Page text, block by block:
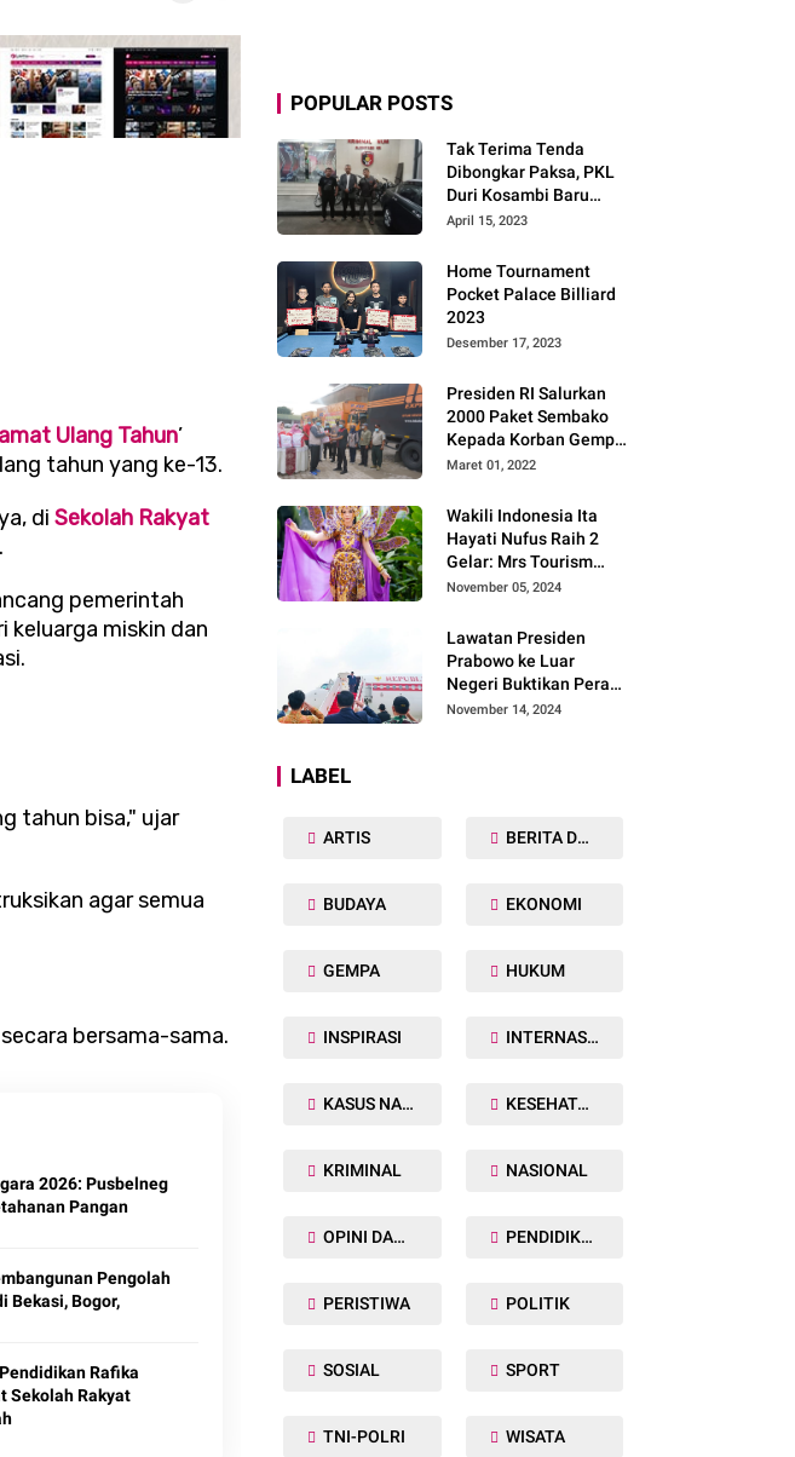
Ulang Tahun’
tahun yang ke-13.
di Sekolah Rakyat
pemerintah
keluarga miskin dan
tahun bisa," ujar
agar semua
bersama-sama.
2026: Pusbelneg
Pangan
Pengolah
Bekasi, Bogor,
Rafika
Sekolah Rakyat
POPULAR POSTS
Tak Terima Tenda
Dibongkar Paksa, PKL
Duri Kosambi Baru
Gugat PT MD
April 15, 2023
Home Tournament
Pocket Palace Billiard
2023
Desember 17, 2023
Presiden RI Salurkan
2000 Paket Sembako
Kepada Korban Gempa
di Pasaman Barat
Maret 01, 2022
Wakili Indonesia Ita
Hayati Nufus Raih 2
Gelar: Mrs Tourism
2024 dan Fourth
Worldwide
International 2024, di
Pemilihan Mrs
Worldwide 2024
November 05, 2024
Lawatan Presiden
Prabowo ke Luar
Negeri Buktikan Peran
Strategis Indonesia di
November 14, 2024
LABEL
ARTIS BERITA DAERAH
BUDAYA EKONOMI
GEMPA HUKUM
INSPIRASI INTERNASIONAL
KASUS NARKOBA KESEHATAN TUBUH
KRIMINAL NASIONAL
OPINI DAN ARTIKEL PENDIDIKAN
PERISTIWA POLITIK
SOSIAL SPORT
TNI-POLRI WISATA